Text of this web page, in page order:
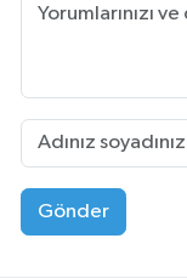
Gönder